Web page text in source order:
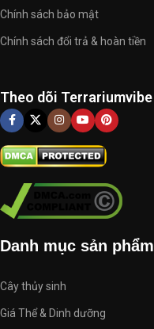
Chính sách bảo mật
Chính sách đổi trả & hoàn tiền
Theo dõi Terrariumvibe
Danh mục sản phẩm
Cây thủy sinh
Giá Thể & Dinh dưỡng